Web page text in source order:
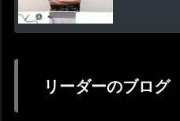
リーダーのブログ